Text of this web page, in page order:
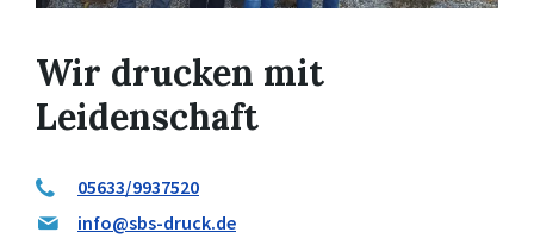
Wir drucken mit
Leidenschaft
05633/9937520
info@sbs-druck.de